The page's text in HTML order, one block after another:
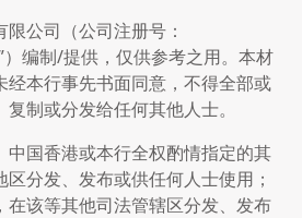
公司（公司注册号：
）编制/提供，仅供参考之用。本材
经本行事先书面同意，不得全部或
制或分发给任何其他人士。
中国香港或本行全权酌情指定的其
分发、发布或供任何人士使用；
在该等其他司法管辖区分发、发布